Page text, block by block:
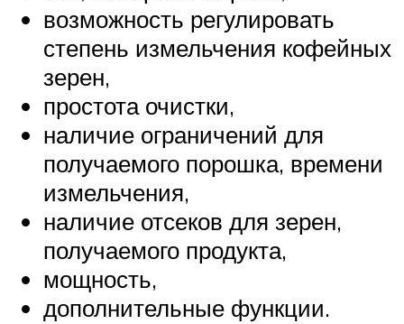
возможность регулировать
степень измельчения кофейных
зерен,
простота очистки,
наличие ограничений для
получаемого порошка, времени
измельчения,
наличие отсеков для зерен,
получаемого продукта,
мощность,
дополнительные функции.